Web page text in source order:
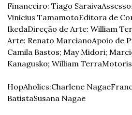
Financeiro: Tiago Saraiva
Vinicius TamamotoEditora de
IkedaDireção de Arte: William
Arte: Renato MarcianoApoio de
Camila Bastos; May Midori;
Kanagusko; William Terra
HopAholics:Charlene Nagae
BatistaSusana Nagae